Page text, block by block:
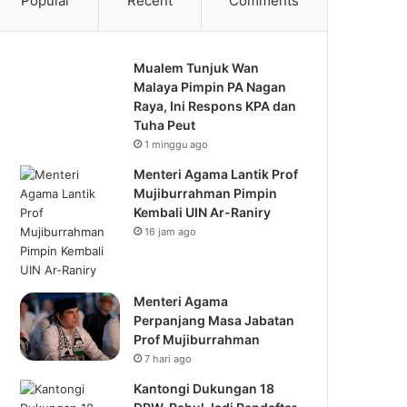
Mualem Tunjuk Wan
Malaya Pimpin PA Nagan
Raya, Ini Respons KPA dan
Tuha Peut
1 minggu ago
Menteri Agama Lantik Prof
Mujiburrahman Pimpin
Kembali UIN Ar-Raniry
16 jam ago
Menteri Agama
Perpanjang Masa Jabatan
Prof Mujiburrahman
7 hari ago
Kantongi Dukungan 18